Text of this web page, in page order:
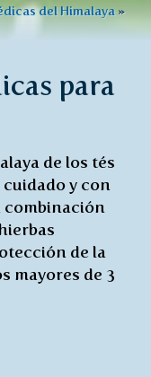
del Himalaya »
para
de los tés
y con
combinación
de la
mayores de 3